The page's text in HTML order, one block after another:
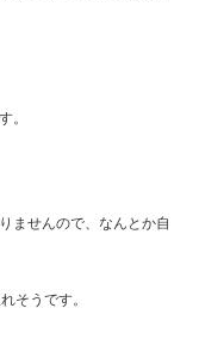
。
ませんので、なんとか自
そうです。